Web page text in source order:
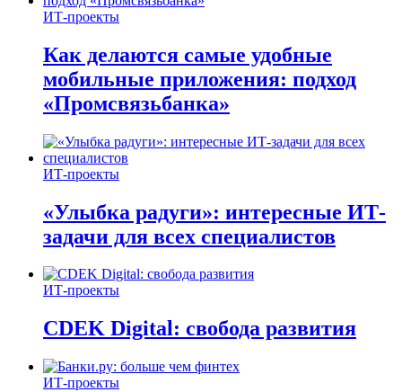
ИТ-проекты
Как делаются самые удобные
мобильные приложения: подход
«Промсвязьбанка»
ИТ-проекты
«Улыбка радуги»: интересные ИТ-
задачи для всех специалистов
ИТ-проекты
CDEK Digital: свобода развития
ИТ-проекты